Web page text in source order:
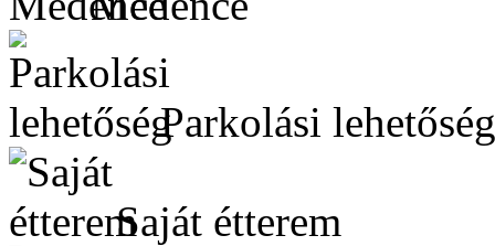
Parkolási lehetőség
Saját étterem